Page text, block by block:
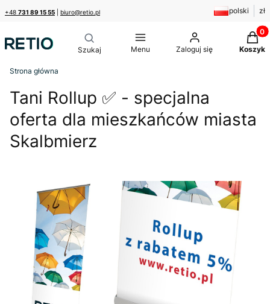
+48 731 89 15 55 biuro@retio.pl polski zł
Menu Zaloguj się Koszyk
Strona główna
Tani Rollup ✅ - specjalna
oferta dla mieszkańców miasta
Skalbmierz